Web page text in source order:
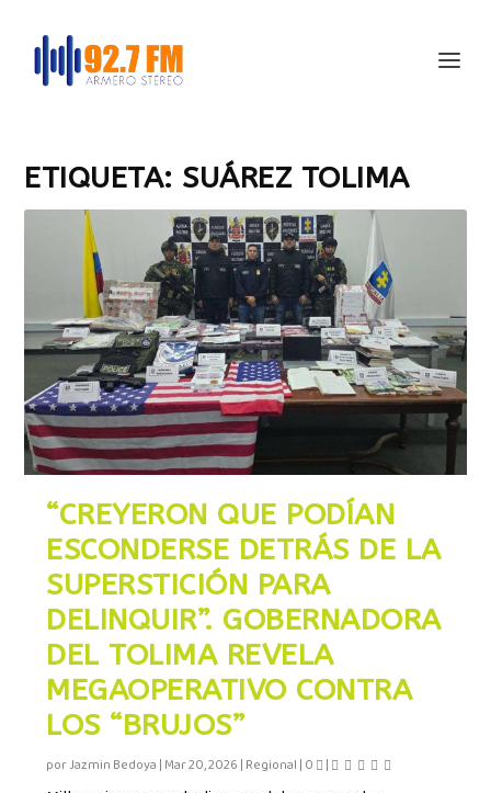
ETIQUETA: SUÁREZ TOLIMA
“CREYERON QUE PODÍAN
ESCONDERSE DETRÁS DE LA
SUPERSTICIÓN PARA
DELINQUIR”. GOBERNADORA
DEL TOLIMA REVELA
MEGAOPERATIVO CONTRA
LOS “BRUJOS”
porJazmin Bedoya | Mar 20, 2026 | Regional | 0 |